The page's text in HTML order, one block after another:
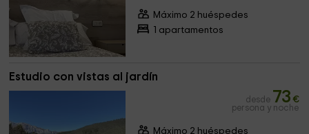
Máximo 2 huéspedes
1 apartamentos
Estudio con vistas al jardín
desde 73 €
persona y noche
Máximo 2 huéspedes